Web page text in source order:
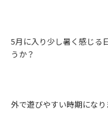
5月に入り少し暑く感じる
うか？
外で遊びやすい時期になり